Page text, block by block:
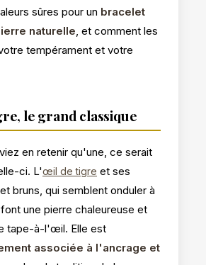
sûres pour un bracelet
naturelle, et comment les
tempérament et votre
le grand classique
en retenir qu'une, ce serait
ci. L'œil de tigre et ses
bruns, qui semblent onduler à
une pierre chaleureuse et
tape-à-l'œil. Elle est
associée à l'ancrage et